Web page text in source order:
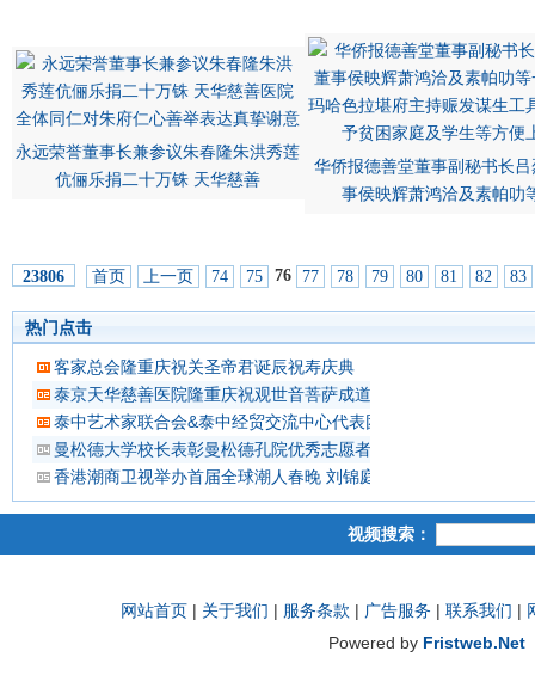
永远荣誉董事长兼参议朱春隆朱洪秀莲
伉俪乐捐二十万铢 天华慈善
华侨报德善堂董事副秘书长
事侯映辉萧鸿洽及素帕叻
23806 首页 上一页 74 75 76 77 78 79 80 81 82 83
热门点击
客家总会隆重庆祝关圣帝君诞辰祝寿庆典
泰京天华慈善医院隆重庆祝观世音菩萨成道吉日延僧诵经祈福
泰中艺术家联合会&泰中经贸交流中心代表团 蔡义批会长率领抵
曼松德大学校长表彰曼松德孔院优秀志愿者教师
香港潮商卫视举办首届全球潮人春晚 刘锦庭等侨领出席
视频搜索：
网站首页 | 关于我们 | 服务条款 | 广告服务 | 联系我们 |
Powered by Fristweb.Net